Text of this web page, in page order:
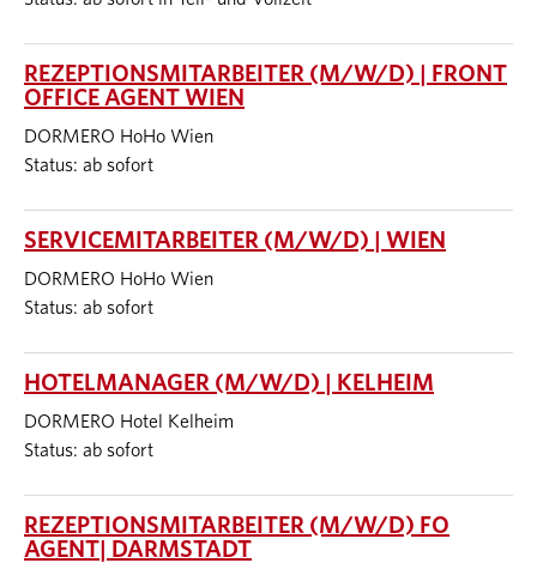
REZEPTIONSMITARBEITER (M/W/D) | FRONT
OFFICE AGENT WIEN
DORMERO HoHo Wien
Status: ab sofort
SERVICEMITARBEITER (M/W/D) | WIEN
DORMERO HoHo Wien
Status: ab sofort
HOTELMANAGER (M/W/D) | KELHEIM
DORMERO Hotel Kelheim
Status: ab sofort
REZEPTIONSMITARBEITER (M/W/D) FO
AGENT| DARMSTADT